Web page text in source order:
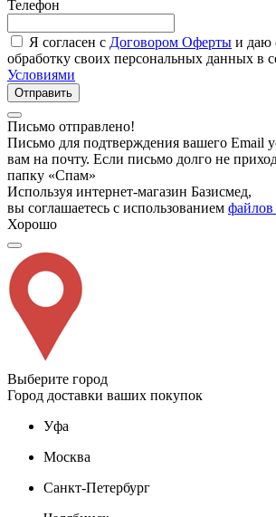
Телефон
Я согласен с Договором Оферты и даю
обработку своих персональных данных в
Условиями
Отправить
Письмо отправлено!
Письмо для подтверждения вашего Email
вам на почту. Если письмо долго не
папку «Спам»
Используя интернет-магазин Базисмед,
вы соглашаетесь с использованием файлов
Хорошо
Выберите город
Город доставки ваших покупок
Уфа
Москва
Санкт-Петербург